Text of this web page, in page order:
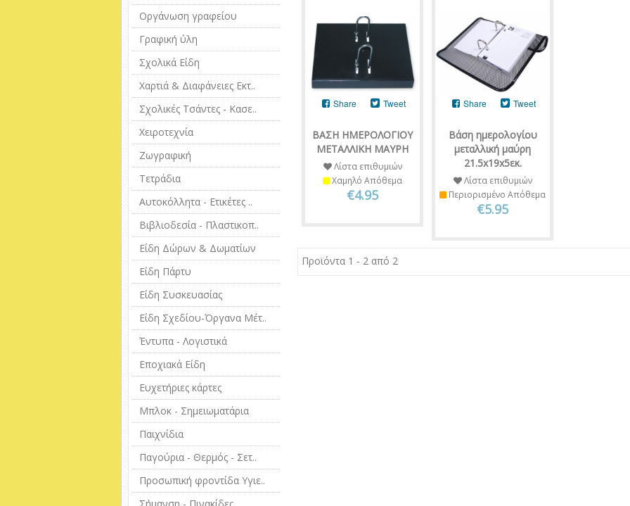
Οργάνωση γραφείου
Γραφική ύλη
Σχολικά Είδη
Χαρτιά & Διαφάνειες Εκτ..
Σχολικές Τσάντες - Κασε..
Χειροτεχνία
Ζωγραφική
Τετράδια
Αυτοκόλλητα - Ετικέτες ..
Βιβλιοδεσία - Πλαστικοπ..
Είδη Δώρων & Δωματίων
Είδη Πάρτυ
Είδη Συσκευασίας
Είδη Σχεδίου-Όργανα Μέτ..
Έντυπα - Λογιστικά
Εποχιακά Είδη
Ευχετήριες κάρτες
Μπλοκ - Σημειωματάρια
Παιχνίδια
Παγούρια - Θερμός - Σετ..
Προσωπική φροντίδα Υγιε..
ΒΑΣΗ ΗΜΕΡΟΛΟΓΙΟΥ
ΜΕΤΑΛΛΙΚΗ ΜΑΥΡΗ
Share Tweet
Λίστα επιθυμιών
Χαμηλό Απόθεμα
€4.95
Βάση ημερολογίου
μεταλλική μαύρη
21.5x19x5εκ.
Share Tweet
Λίστα επιθυμιών
Περιορισμένο Απόθεμα
€5.95
Προϊόντα 1 - 2 από 2